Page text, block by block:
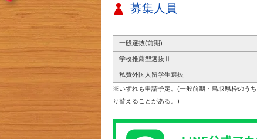
募集人員
一般選抜(前期)
学校推薦型選抜Ⅱ
私費外国人留学生選抜
※いずれも申請予定。(一般前期・鳥取県枠のう
り替えることがある。)